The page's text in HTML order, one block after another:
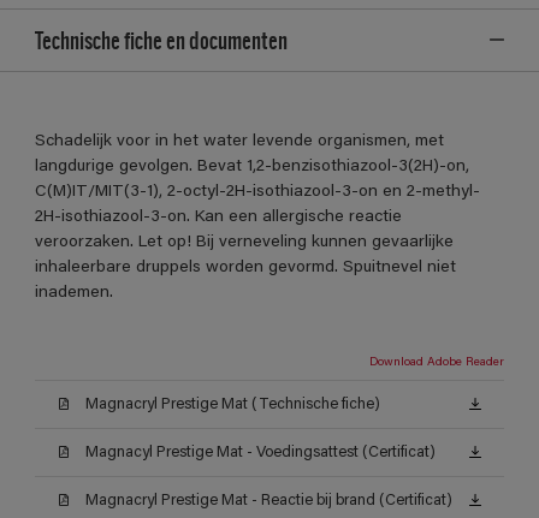
Technische fiche en documenten
Schadelijk voor in het water levende organismen, met
langdurige gevolgen. Bevat 1,2-benzisothiazool-3(2H)-on,
C(M)IT/MIT(3-1), 2-octyl-2H-isothiazool-3-on en 2-methyl-
2H-isothiazool-3-on. Kan een allergische reactie
veroorzaken. Let op! Bij verneveling kunnen gevaarlijke
inhaleerbare druppels worden gevormd. Spuitnevel niet
inademen.
Download Adobe Reader
Magnacryl Prestige Mat (Technische fiche)
Magnacyl Prestige Mat - Voedingsattest (Certificat)
Magnacryl Prestige Mat - Reactie bij brand (Certificat)